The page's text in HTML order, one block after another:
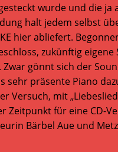
wurde und die
halt jedem selbst
hier abliefert.
zukünftig
Zwar gönnt sich der
präsente Piano
Versuch, mit
Zeitpunkt für eine CD-
Bärbel Aue und